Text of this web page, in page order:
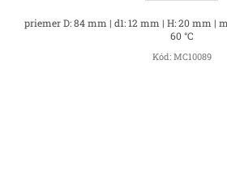
priemer D: 84 mm | d1: 12 mm | H: 20 mm |
60 °C
Kód: MC10089